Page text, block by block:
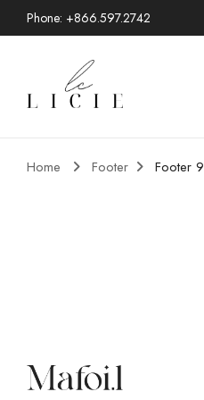
Phone: +866.597.2742
Home Footer Footer 9